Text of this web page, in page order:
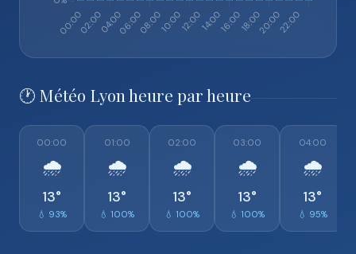
🕐 Météo Lyon heure par heure
00:00
🌧️
13°
💧 93%
01:00
🌧️
13°
💧 100%
02:00
🌧️
13°
💧 100%
03:00
🌧️
13°
💧 100%
04:00
🌧️
13°
💧 95%